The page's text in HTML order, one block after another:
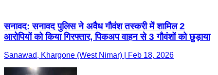
सनावद: सनावद पुलिस ने अवैध गौवंश तस्करी में शामिल 2
आरोपियों को किया गिरफ्तार, पिकअप वाहन से 3 गौवंशों को छुड़ाया
Sanawad, Khargone (West Nimar) | Feb 18, 2026